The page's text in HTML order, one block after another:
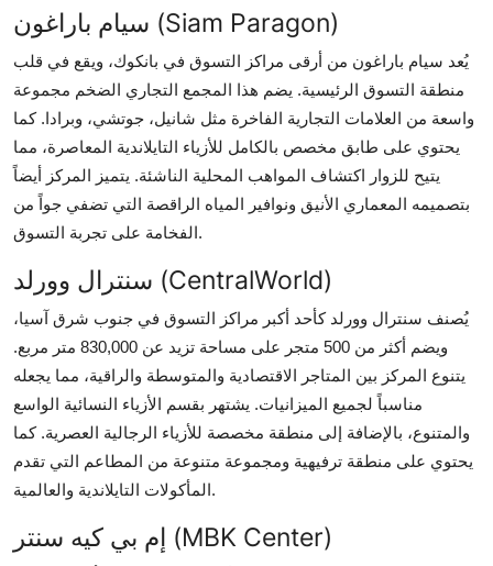
Support Number سيام باراغون (Siam Paragon)
يُعد سيام باراغون من أرقى مراكز التسوق في بانكوك، ويقع في قلب
منطقة التسوق الرئيسية. يضم هذا المجمع التجاري الضخم مجموعة
واسعة من العلامات التجارية الفاخرة مثل شانيل، جوتشي، وبرادا. كما
يحتوي على طابق مخصص بالكامل للأزياء التايلاندية المعاصرة، مما
يتيح للزوار اكتشاف المواهب المحلية الناشئة. يتميز المركز أيضاً
بتصميمه المعماري الأنيق ونوافير المياه الراقصة التي تضفي جواً من
الفخامة على تجربة التسوق.
سنترال وورلد (CentralWorld)
يُصنف سنترال وورلد كأحد أكبر مراكز التسوق في جنوب شرق آسيا،
ويضم أكثر من 500 متجر على مساحة تزيد عن 830,000 متر مربع.
يتنوع المركز بين المتاجر الاقتصادية والمتوسطة والراقية، مما يجعله
مناسباً لجميع الميزانيات. يشتهر بقسم الأزياء النسائية الواسع
والمتنوع، بالإضافة إلى منطقة مخصصة للأزياء الرجالية العصرية. كما
يحتوي على منطقة ترفيهية ومجموعة متنوعة من المطاعم التي تقدم
المأكولات التايلاندية والعالمية.
إم بي كيه سنتر (MBK Center)